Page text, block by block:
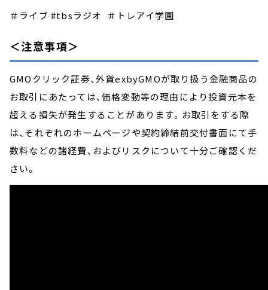
＃ライブ #tbsラジオ ＃トレアイ学園
＜注意事項＞
GMOクリック証券、外貨exbyGMOが取り扱う金融商品の
お取引にあたっては、価格変動等の理由により投資元本を
超える損失が発生することがあります。お取引をする際
は、それぞれのホームページや契約締結前交付書面にて手
数料などの諸経費、およびリスクについて十分ご確認くだ
さい。